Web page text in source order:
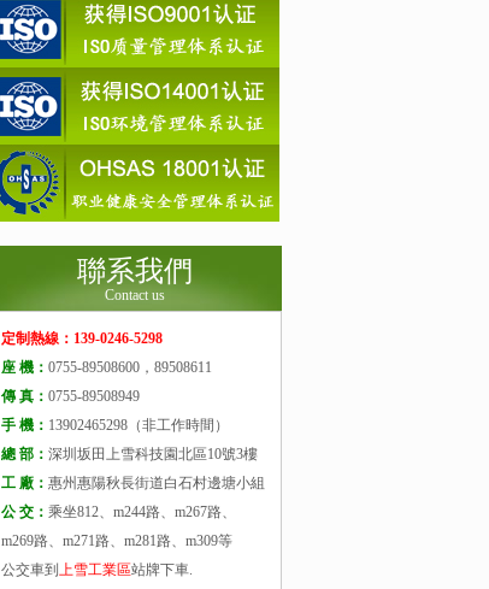
聯系我們
Contact us
定制熱線：139-0246-5298
座 機： 0755-89508600，89508611
傳 真： 0755-89508949
手 機： 13902465298（非工作時間）
總 部： 深圳坂田上雪科技園北區10號3樓
工 廠： 惠州惠陽秋長街道白石村邊塘小組
公 交： 乘坐812、m244路、m267路、
m269路、m271路、m281路、m309等
公交車到 上雪工業區站牌下車.